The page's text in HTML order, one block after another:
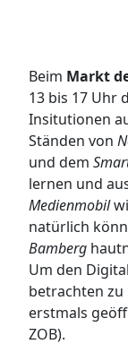
Beim Markt
13 bis 17 Uhr
Insitutionen
Ständen von
und dem
lernen und
Medienmobil
natürlich
Bamberg
Um den
betrachten
erstmals
ZOB).